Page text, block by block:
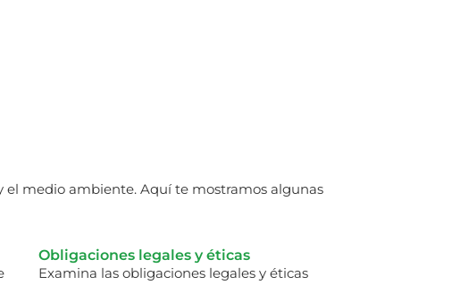
el medio ambiente. Aquí te mostramos algunas
Obligaciones legales y éticas
Examina las obligaciones legales y éticas